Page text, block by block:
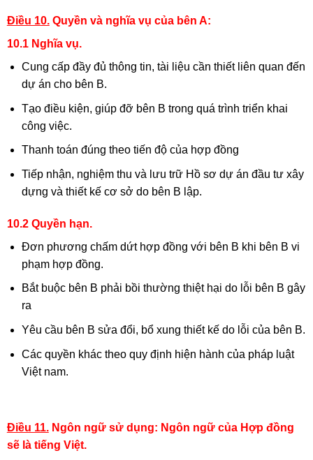
Điều 10.Quyền và nghĩa vụ của bên A:
10.1 Nghĩa vụ.
Cung cấp đầy đủ thông tin, tài liệu cần thiết liên quan đến
dự án cho bên B.
Tạo điều kiện, giúp đỡ bên B trong quá trình triển khai
công việc.
Thanh toán đúng theo tiến độ của hợp đồng
Tiếp nhận, nghiệm thu và lưu trữ Hồ sơ dự án đầu tư xây
dựng và thiết kế cơ sở do bên B lập.
10.2 Quyền hạn.
Đơn phương chấm dứt hợp đồng với bên B khi bên B vi
phạm hợp đồng.
Bắt buộc bên B phải bồi thường thiệt hại do lỗi bên B gây
ra
Yêu cầu bên B sửa đổi, bổ xung thiết kế do lỗi của bên B.
Các quyền khác theo quy định hiện hành của pháp luật
Việt nam.
Điều 11.Ngôn ngữ sử dụng: Ngôn ngữ của Hợp đồng
sẽ là tiếng Việt.